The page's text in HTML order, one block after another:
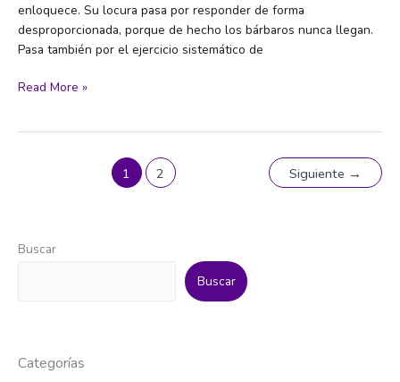
enloquece. Su locura pasa por responder de forma
desproporcionada, porque de hecho los bárbaros nunca llegan.
Pasa también por el ejercicio sistemático de
Informe
personas
detención
Read More »
1 2 Siguiente →
Buscar
Buscar
Categorías